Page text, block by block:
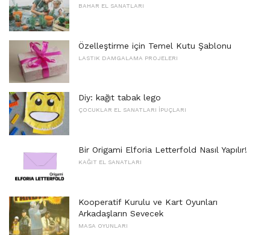
BAHAR EL SANATLARI
Özelleştirme için Temel Kutu Şablonu
LASTIK DAMGALAMA PROJELERI
Diy: kağıt tabak lego
ÇOCUKLAR EL SANATLARI İPUÇLARI
Bir Origami Elforia Letterfold Nasıl Yapılır!
KAĞIT EL SANATLARI
Kooperatif Kurulu ve Kart Oyunları
Arkadaşların Sevecek
MASA OYUNLARI